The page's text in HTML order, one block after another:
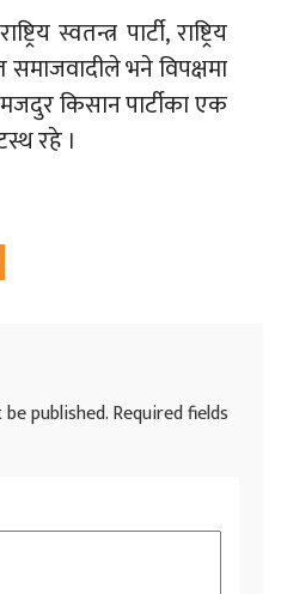
स्वतन्त्र पार्टी, राष्ट्रिय
समाजवादीले भने विपक्षमा
किसान पार्टीका एक
रहे ।
published.Required fields